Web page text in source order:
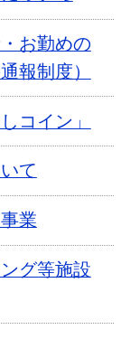
お勤めの
報制度）
コイン」
て
業
グ等施設